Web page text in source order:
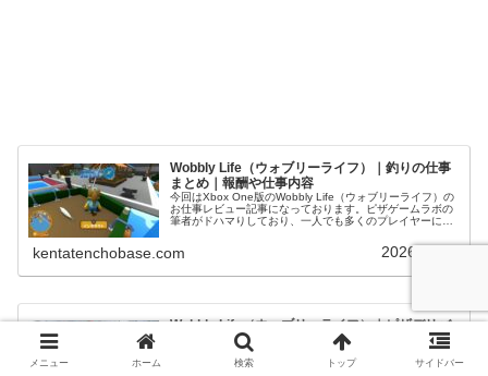
Wobbly Life（ウォブリーライフ）｜釣りの仕事
まとめ｜報酬や仕事内容
今回はXbox One版のWobbly Life（ウォブリーライフ）の
お仕事レビュー記事になっております。ピザゲームラボの
筆者がドハマりしており、一人でも多くのプレイヤーにこ
kentatenchobase.com 2026.04.06
Wobbly Life（ウォブリーライフ）｜ピザデリバ
リー＆トレジャーハントの仕事まとめ｜報酬や仕
今回はXbox One版のWobbly Life（ウォブリーライフ）の
メニュー ホーム 検索 トップ サイドバー